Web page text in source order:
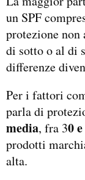
un SPF
protezione non
di sotto o al di
differenze
Per i fattori
parla di
media, fra 30
prodotti
alta.